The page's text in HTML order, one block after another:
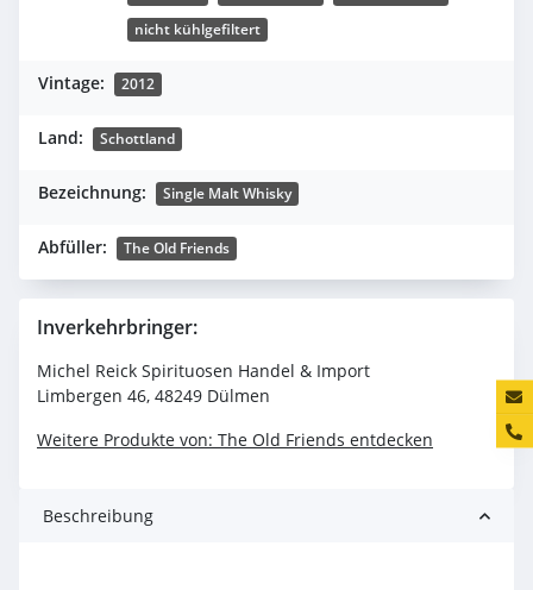
nicht kühlgefiltert
Vintage: 2012
Land: Schottland
Bezeichnung: Single Malt Whisky
Abfüller: The Old Friends
Inverkehrbringer:
Michel Reick Spirituosen Handel & Import
Limbergen 46, 48249 Dülmen
Weitere Produkte von: The Old Friends entdecken
Beschreibung